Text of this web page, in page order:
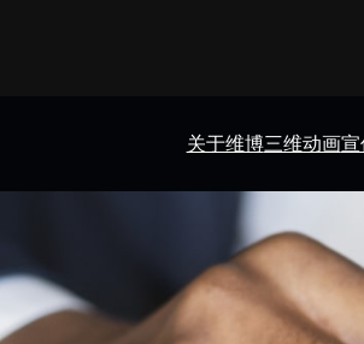
关于维博三维动画宣